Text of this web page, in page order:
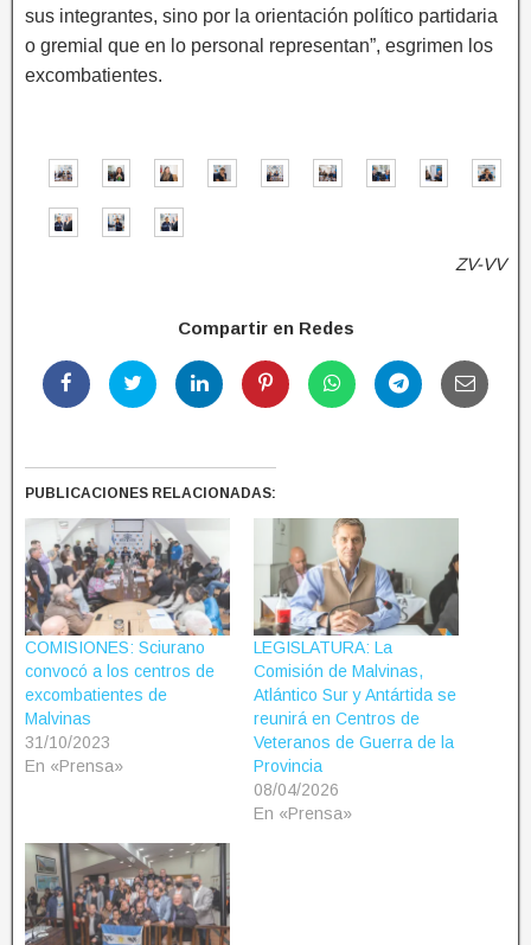
sus integrantes, sino por la orientación político partidaria
o gremial que en lo personal representan”, esgrimen los
excombatientes.
ZV-VV
Compartir en Redes
PUBLICACIONES RELACIONADAS:
COMISIONES: Sciurano
convocó a los centros de
excombatientes de
Malvinas
31/10/2023
En «Prensa»
LEGISLATURA: La
Comisión de Malvinas,
Atlántico Sur y Antártida se
reunirá en Centros de
Veteranos de Guerra de la
Provincia
08/04/2026
En «Prensa»